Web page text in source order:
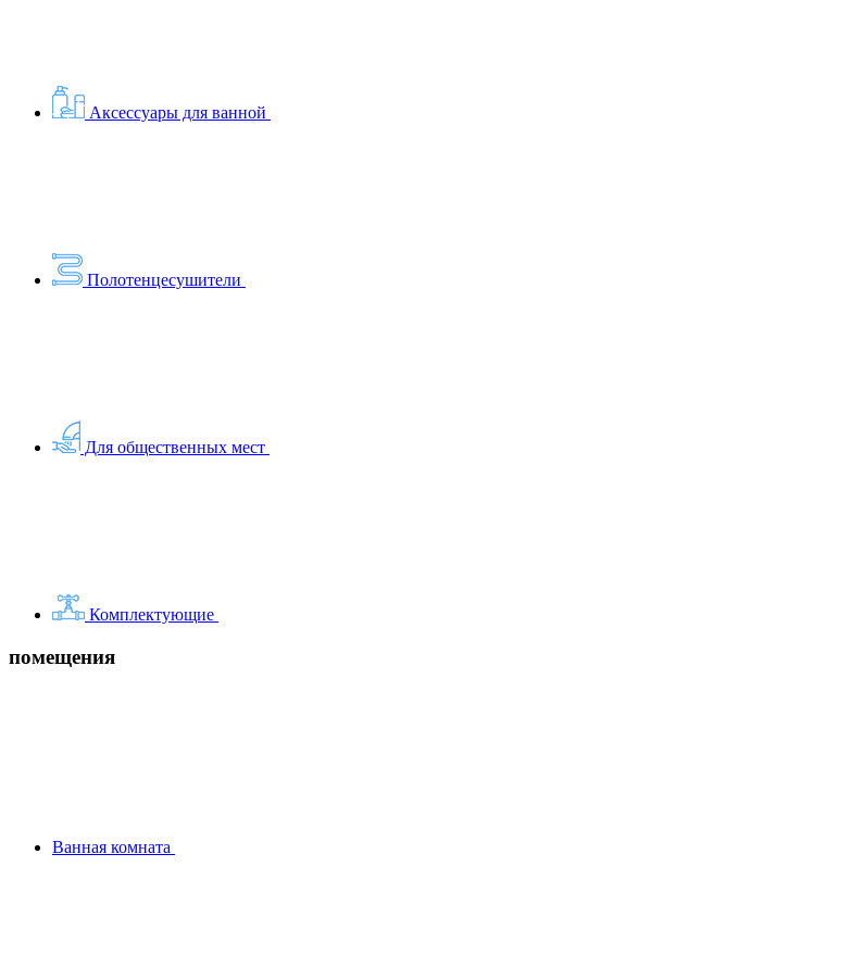
Аксессуары для ванной
Полотенцесушители
Для общественных мест
Комплектующие
помещения
Ванная комната